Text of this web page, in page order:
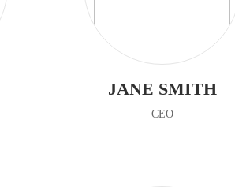
JANE SMITH
CEO